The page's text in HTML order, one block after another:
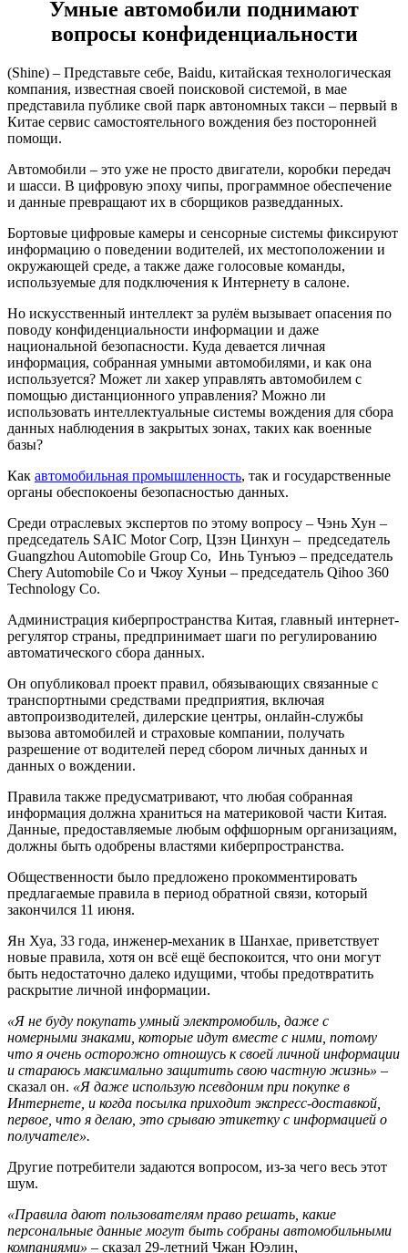
Умные автомобили поднимают
вопросы конфиденциальности
(Shine) – Представьте себе, Baidu, китайская технологическая
компания, известная своей поисковой системой, в мае
представила публике свой парк автономных такси – первый в
Китае сервис самостоятельного вождения без посторонней
помощи.
Автомобили – это уже не просто двигатели, коробки передач
и шасси. В цифровую эпоху чипы, программное обеспечение
и данные превращают их в сборщиков разведданных.
Бортовые цифровые камеры и сенсорные системы фиксируют
информацию о поведении водителей, их местоположении и
окружающей среде, а также даже голосовые команды,
используемые для подключения к Интернету в салоне.
Но искусственный интеллект за рулём вызывает опасения по
поводу конфиденциальности информации и даже
национальной безопасности. Куда девается личная
информация, собранная умными автомобилями, и как она
используется? Может ли хакер управлять автомобилем с
помощью дистанционного управления? Можно ли
использовать интеллектуальные системы вождения для сбора
данных наблюдения в закрытых зонах, таких как военные
базы?
Как автомобильная промышленность, так и государственные
органы обеспокоены безопасностью данных.
Среди отраслевых экспертов по этому вопросу – Чэнь Хун –
председатель SAIC Motor Corp, Цзэн Цинхун – председатель
Guangzhou Automobile Group Co, Инь Тунъюэ – председатель
Chery Automobile Co и Чжоу Хуньи – председатель Qihoo 360
Technology Co.
Администрация киберпространства Китая, главный интернет-
регулятор страны, предпринимает шаги по регулированию
автоматического сбора данных.
Он опубликовал проект правил, обязывающих связанные с
транспортными средствами предприятия, включая
автопроизводителей, дилерские центры, онлайн-службы
вызова автомобилей и страховые компании, получать
разрешение от водителей перед сбором личных данных и
данных о вождении.
Правила также предусматривают, что любая собранная
информация должна храниться на материковой части Китая.
Данные, предоставляемые любым оффшорным организациям,
должны быть одобрены властями киберпространства.
Общественности было предложено прокомментировать
предлагаемые правила в период обратной связи, который
закончился 11 июня.
Ян Хуа, 33 года, инженер-механик в Шанхае, приветствует
новые правила, хотя он всё ещё беспокоится, что они могут
быть недостаточно далеко идущими, чтобы предотвратить
раскрытие личной информации.
«Я не буду покупать умный электромобиль, даже с
номерными знаками, которые идут вместе с ними, потому
что я очень осторожно отношусь к своей личной информации
и стараюсь максимально защитить свою частную жизнь» –
сказал он. «Я даже использую псевдоним при покупке в
Интернете, и когда посылка приходит экспресс-доставкой,
первое, что я делаю, это срываю этикетку с информацией о
получателе».
Другие потребители задаются вопросом, из-за чего весь этот
шум.
«Правила дают пользователям право решать, какие
персональные данные могут быть собраны автомобильными
компаниями» – сказал 29-летний Чжан Юэлин,